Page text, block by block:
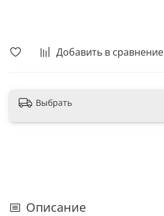
Добавить в сравнение
Выбрать
Описание